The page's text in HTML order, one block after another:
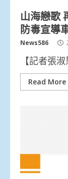
山海戀歌
防毒宣導
News586
【記者張
Read More